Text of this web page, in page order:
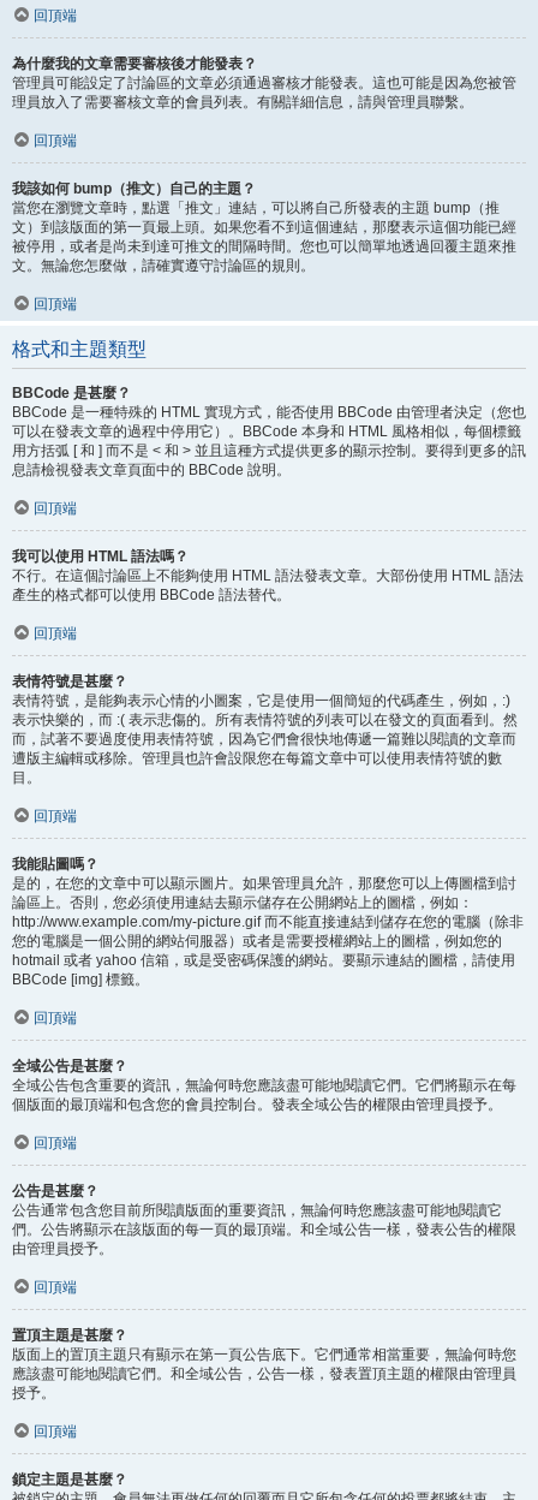
回頂端
為什麼我的文章需要審核後才能發表？
管理員可能設定了討論區的文章必須通過審核才能發表。這也可能是因為您被管
理員放入了需要審核文章的會員列表。有關詳細信息，請與管理員聯繫。
回頂端
我該如何 bump（推文）自己的主題？
當您在瀏覽文章時，點選「推文」連結，可以將自己所發表的主題 bump（推
文）到該版面的第一頁最上頭。如果您看不到這個連結，那麼表示這個功能已經
被停用，或者是尚未到達可推文的間隔時間。您也可以簡單地透過回覆主題來推
文。無論您怎麼做，請確實遵守討論區的規則。
回頂端
格式和主題類型
BBCode 是甚麼？
BBCode 是一種特殊的 HTML 實現方式，能否使用 BBCode 由管理者決定（您也
可以在發表文章的過程中停用它）。BBCode 本身和 HTML 風格相似，每個標籤
用方括弧 [ 和 ] 而不是 < 和 > 並且這種方式提供更多的顯示控制。要得到更多的訊
息請檢視發表文章頁面中的 BBCode 說明。
回頂端
我可以使用 HTML 語法嗎？
不行。在這個討論區上不能夠使用 HTML 語法發表文章。大部份使用 HTML 語法
產生的格式都可以使用 BBCode 語法替代。
回頂端
表情符號是甚麼？
表情符號，是能夠表示心情的小圖案，它是使用一個簡短的代碼產生，例如，:)
表示快樂的，而 :( 表示悲傷的。所有表情符號的列表可以在發文的頁面看到。然
而，試著不要過度使用表情符號，因為它們會很快地傳遞一篇難以閱讀的文章而
遭版主編輯或移除。管理員也許會設限您在每篇文章中可以使用表情符號的數
目。
回頂端
我能貼圖嗎？
是的，在您的文章中可以顯示圖片。如果管理員允許，那麼您可以上傳圖檔到討
論區上。否則，您必須使用連結去顯示儲存在公開網站上的圖檔，例如：
http://www.example.com/my-picture.gif 而不能直接連結到儲存在您的電腦（除非
您的電腦是一個公開的網站伺服器）或者是需要授權網站上的圖檔，例如您的
hotmail 或者 yahoo 信箱，或是受密碼保護的網站。要顯示連結的圖檔，請使用
BBCode [img] 標籤。
回頂端
全域公告是甚麼？
全域公告包含重要的資訊，無論何時您應該盡可能地閱讀它們。它們將顯示在每
個版面的最頂端和包含您的會員控制台。發表全域公告的權限由管理員授予。
回頂端
公告是甚麼？
公告通常包含您目前所閱讀版面的重要資訊，無論何時您應該盡可能地閱讀它
們。公告將顯示在該版面的每一頁的最頂端。和全域公告一樣，發表公告的權限
由管理員授予。
回頂端
置頂主題是甚麼？
版面上的置頂主題只有顯示在第一頁公告底下。它們通常相當重要，無論何時您
應該盡可能地閱讀它們。和全域公告，公告一樣，發表置頂主題的權限由管理員
授予。
回頂端
鎖定主題是甚麼？